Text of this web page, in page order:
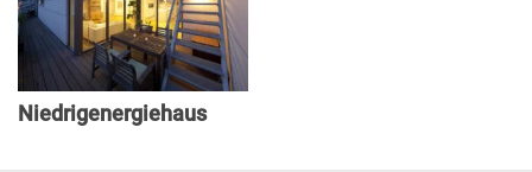
Niedrigenergiehaus